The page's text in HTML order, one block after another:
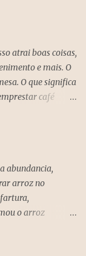
atrai boas coisas,
e mais. O
O que significa
café
por força
significa
uma xícara de
a loja ou o
abundancia,
arroz no
o arroz